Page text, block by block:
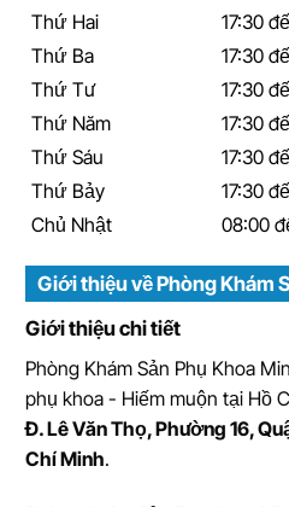
Thứ Hai
17:30
Thứ Ba
17:30
Thứ Tư
17:30
Thứ Năm
17:30
Thứ Sáu
17:30
Thứ Bảy
17:30
Chủ Nhật
08:00
Giới thiệu về Phòng Khám
Giới thiệu chi tiết
Phòng Khám Sản Phụ Khoa
phụ khoa - Hiếm muộn tại Hồ
Đ. Lê Văn Thọ, Phường 16,
Chí Minh.